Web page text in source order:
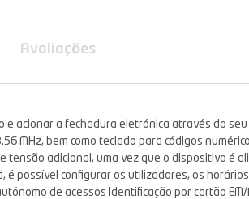
Avaliações
acionar a fechadura eletrónica através do
MHz, bem como teclado para códigos
adicional, uma vez que o dispositivo é
configurar os utilizadores, os
de acessos Identificação por cartão EM/